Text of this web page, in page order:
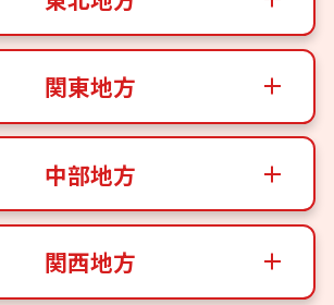
関東地方
中部地方
関西地方